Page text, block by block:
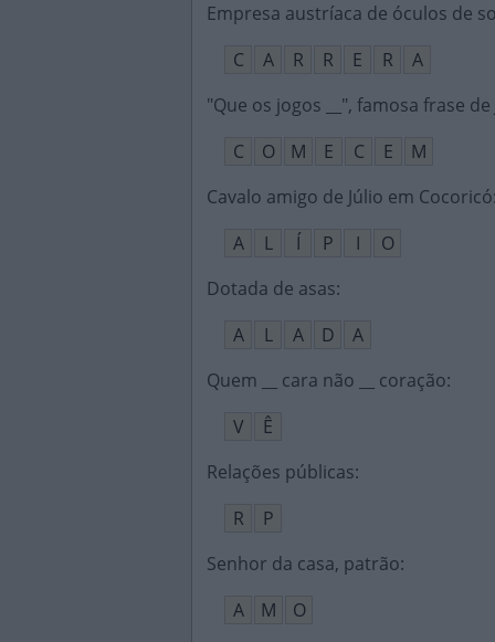
Empresa austríaca de óculos de
C
A R R E R
A
"Que os jogos __", famosa frase
C
O M E C E
M
Cavalo amigo de Júlio em Cocoricó:
A
L Í P I
O
Dotada de asas:
A
L A D
A
Quem __ cara não __ coração:
V
Ê
Relações públicas:
R
P
Senhor da casa, patrão:
A
M
O